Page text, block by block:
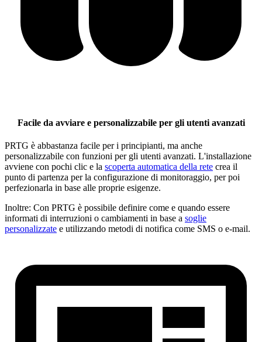
Facile da avviare e personalizzabile per gli utenti avanzati
PRTG è abbastanza facile per i principianti, ma anche
personalizzabile con funzioni per gli utenti avanzati. L'installazione
avviene con pochi clic e la scoperta automatica della rete crea il
punto di partenza per la configurazione di monitoraggio, per poi
perfezionarla in base alle proprie esigenze.
Inoltre: Con PRTG è possibile definire come e quando essere
informati di interruzioni o cambiamenti in base a soglie
personalizzate e utilizzando metodi di notifica come SMS o e-mail.